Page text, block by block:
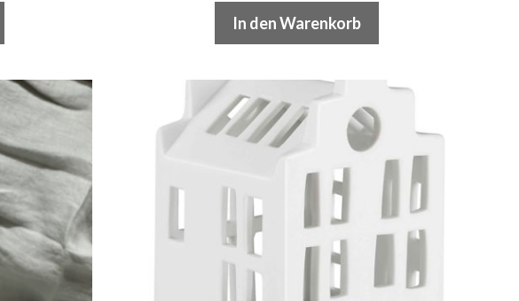
In den Warenkorb